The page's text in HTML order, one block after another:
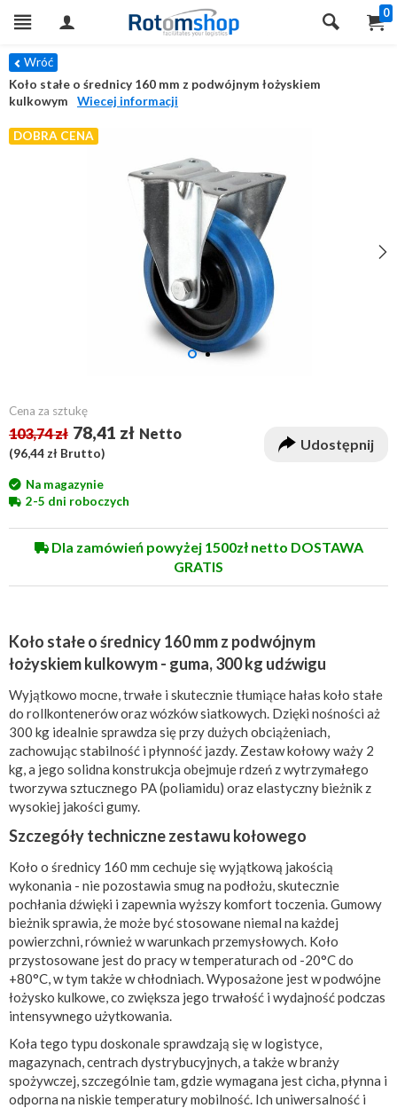
0
Wróć
Koło stałe o średnicy 160 mm z podwójnym łożyskiem
kulkowym
Wiecej informacji
DOBRA CENA
Cena za sztukę
103,74 zł 78,41 zł Netto
(96,44 zł Brutto)
Udostępnij
Na magazynie
2-5 dni roboczych
Dla zamówień powyżej 1500zł netto DOSTAWA
GRATIS
Koło stałe o średnicy 160 mm z podwójnym
łożyskiem kulkowym - guma, 300 kg udźwigu
Wyjątkowo mocne, trwałe i skutecznie tłumiące hałas koło stałe
do rollkontenerów oraz wózków siatkowych. Dzięki nośności aż
300 kg idealnie sprawdza się przy dużych obciążeniach,
zachowując stabilność i płynność jazdy. Zestaw kołowy waży 2
kg, a jego solidna konstrukcja obejmuje rdzeń z wytrzymałego
tworzywa sztucznego PA (poliamidu) oraz elastyczny bieżnik z
wysokiej jakości gumy.
Szczegóły techniczne zestawu kołowego
Koło o średnicy 160 mm cechuje się wyjątkową jakością
wykonania - nie pozostawia smug na podłożu, skutecznie
pochłania dźwięki i zapewnia wyższy komfort toczenia. Gumowy
bieżnik sprawia, że może być stosowane niemal na każdej
powierzchni, również w warunkach przemysłowych. Koło
przystosowane jest do pracy w temperaturach od -20°C do
+80°C, w tym także w chłodniach. Wyposażone jest w podwójne
łożysko kulkowe, co zwiększa jego trwałość i wydajność podczas
intensywnego użytkowania.
Koła tego typu doskonale sprawdzają się w logistyce,
magazynach, centrach dystrybucyjnych, a także w branży
spożywczej, szczególnie tam, gdzie wymagana jest cicha, płynna i
odporna na niskie temperatury mobilność. Ich uniwersalność i